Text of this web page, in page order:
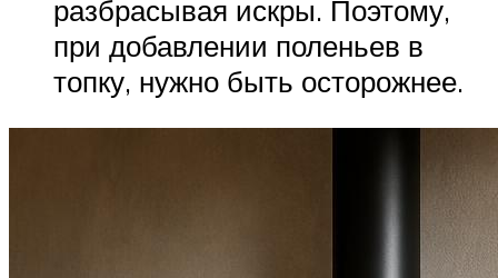
разбрасывая искры. Поэтому,
при добавлении поленьев в
топку, нужно быть осторожнее.